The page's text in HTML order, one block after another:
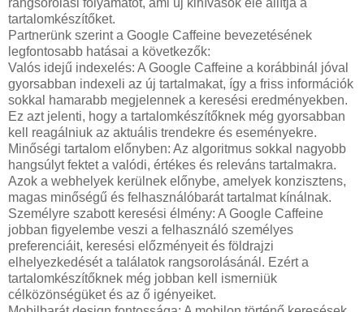
tartalomkészítőket.
Partnerünk szerint a Google Caffeine bevezetésének
legfontosabb hatásai a következők:
Valós idejű indexelés: A Google Caffeine a korábbinál jóval
gyorsabban indexeli az új tartalmakat, így a friss információk
sokkal hamarabb megjelennek a keresési eredményekben.
Ez azt jelenti, hogy a tartalomkészítőknek még gyorsabban
kell reagálniuk az aktuális trendekre és eseményekre.
Minőségi tartalom előnyben: Az algoritmus sokkal nagyobb
hangsúlyt fektet a valódi, értékes és releváns tartalmakra.
Azok a webhelyek kerülnek előnybe, amelyek konzisztens,
magas minőségű és felhasználóbarát tartalmat kínálnak.
Személyre szabott keresési élmény: A Google Caffeine
jobban figyelembe veszi a felhasználó személyes
preferenciáit, keresési előzményeit és földrajzi
elhelyezkedését a találatok rangsorolásánál. Ezért a
tartalomkészítőknek még jobban kell ismerniük
célközönségüket és az ő igényeiket.